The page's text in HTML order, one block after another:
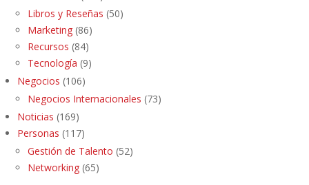
Libros y Reseñas (50)
Marketing (86)
Recursos (84)
Tecnología (9)
Negocios (106)
Negocios Internacionales (73)
Noticias (169)
Personas (117)
Gestión de Talento (52)
Networking (65)